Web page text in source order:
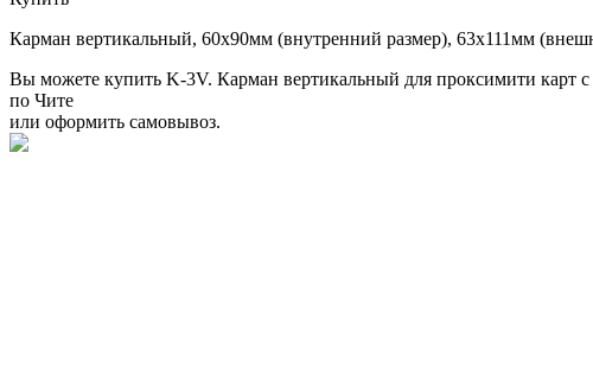
Карман вертикальный, 60x90мм (внутренний размер), 63х111мм
Вы можете купить K-3V. Карман вертикальный для проксимити карт с
по Чите
или оформить самовывоз.